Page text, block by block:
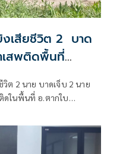
งเสียชีวิต 2 บาด
เสพติดพื้นที่
วิต 2 นาย บาดเจ็บ 2 นาย
ดในพื้นที่ อ.ตากใบ